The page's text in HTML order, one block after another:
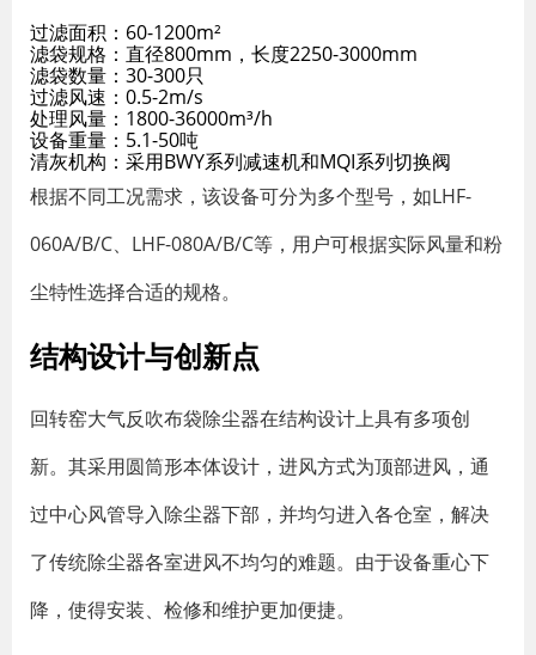
过滤面积：60-1200m²
滤袋规格：直径800mm，长度2250-3000mm
滤袋数量：30-300只
过滤风速：0.5-2m/s
处理风量：1800-36000m³/h
设备重量：5.1-50吨
清灰机构：采用BWY系列减速机和MQI系列切换阀
根据不同工况需求，该设备可分为多个型号，如LHF-
060A/B/C、LHF-080A/B/C等，用户可根据实际风量和粉
尘特性选择合适的规格。
结构设计与创新点
回转窑大气反吹布袋除尘器在结构设计上具有多项创
新。其采用圆筒形本体设计，进风方式为顶部进风，通
过中心风管导入除尘器下部，并均匀进入各仓室，解决
了传统除尘器各室进风不均匀的难题。由于设备重心下
降，使得安装、检修和维护更加便捷。